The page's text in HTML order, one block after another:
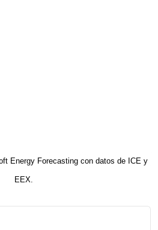
Energy Forecasting con datos de ICE y
EEX.